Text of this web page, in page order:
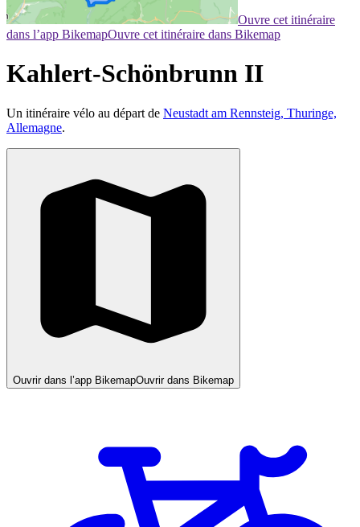
Ouvre cet itinéraire
dans l’app BikemapOuvre cet itinéraire dans Bikemap
Kahlert-Schönbrunn II
Un itinéraire vélo au départ de Neustadt am Rennsteig, Thuringe,
Allemagne.
Ouvrir dans l’app BikemapOuvrir dans Bikemap